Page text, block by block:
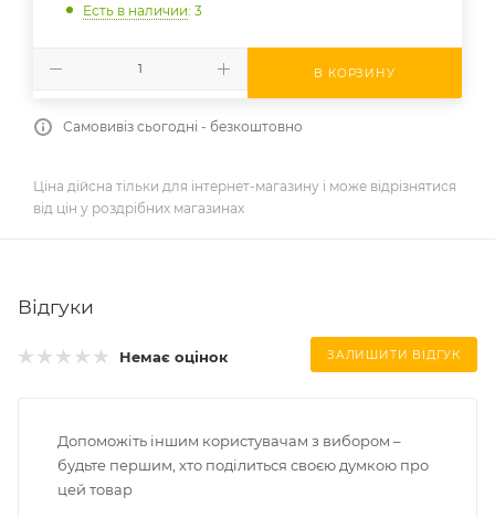
Есть в наличии: 3
В КОРЗИНУ
Самовивіз сьогодні - безкоштовно
Ціна дійсна тільки для інтернет-магазину і може відрізнятися
від цін у роздрібних магазинах
Відгуки
Немає оцінок ЗАЛИШИТИ ВІДГУК
Допоможіть іншим користувачам з вибором –
будьте першим, хто поділиться своєю думкою про
цей товар